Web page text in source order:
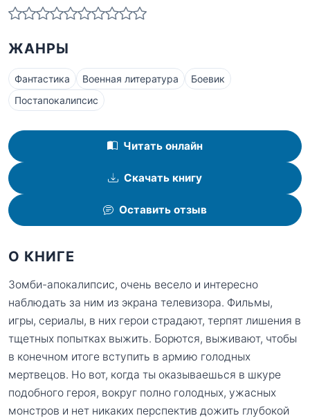
ЖАНРЫ
Фантастика Военная литература
Боевик
Постапокалипсис
Читать онлайн
Скачать книгу
Оставить отзыв
О КНИГЕ
Зомби-апокалипсис, очень весело и интересно
наблюдать за ним из экрана телевизора. Фильмы,
игры, сериалы, в них герои страдают, терпят лишения в
тщетных попытках выжить. Борются, выживают, чтобы
в конечном итоге вступить в армию голодных
мертвецов. Но вот, когда ты оказываешься в шкуре
подобного героя, вокруг полно голодных, ужасных
монстров и нет никаких перспектив дожить глубокой